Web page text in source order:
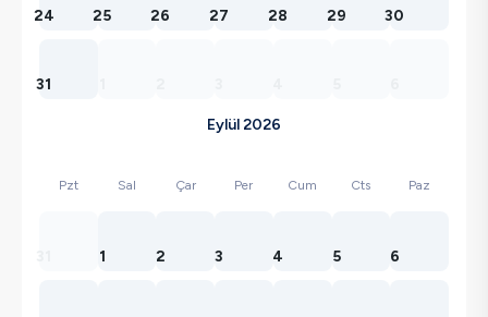
24 25 26 27 28 29 30
31
Eylül 2026
Pzt Sal Çar Per Cum Cts Paz
1 2 3 4 5 6